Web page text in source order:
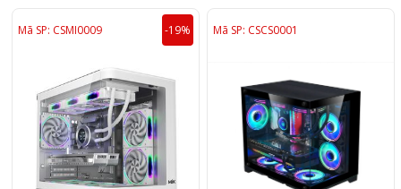
Mã SP: CSMI0009 -19% Mã SP: CSCS0001